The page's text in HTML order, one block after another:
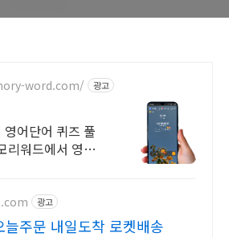
word.com/ 광고
어단어 퀴즈 풀
리워드에서 영어
광고
주문 내일도착 로켓배송